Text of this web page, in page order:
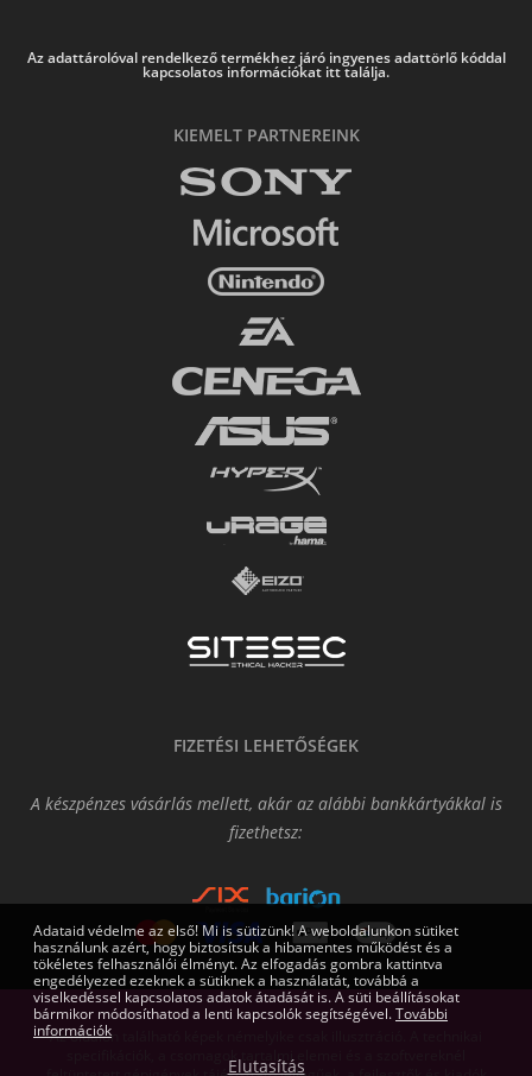
Az adattárolóval rendelkező termékhez járó ingyenes adattörlő kóddal
kapcsolatos információkat itt találja.
KIEMELT PARTNEREINK
FIZETÉSI LEHETŐSÉGEK
A készpénzes vásárlás mellett, akár az alábbi bankkártyákkal is
fizethetsz:
Az oldalon található képek némelyike csak illusztráció. A technikai
specifikációk, a csomagok tartalmi elemei és a szoftvereknél
Adataid védelme az első! Mi is sütizünk! A weboldalunkon sütiket
használunk azért, hogy biztosítsuk a hibamentes működést és a
tökéletes felhasználói élményt. Az elfogadás gombra kattintva
engedélyezed ezeknek a sütiknek a használatát, továbbá a
viselkedéssel kapcsolatos adatok átadását is. A süti beállításokat
bármikor módosíthatod a lenti kapcsolók segítségével.További
információk
Elutasítás